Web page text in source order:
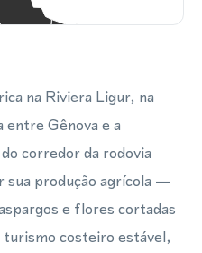
na Riviera Ligur, na
entre Gênova e a
corredor da rodovia
sua produção agrícola —
e flores cortadas
costeiro estável,